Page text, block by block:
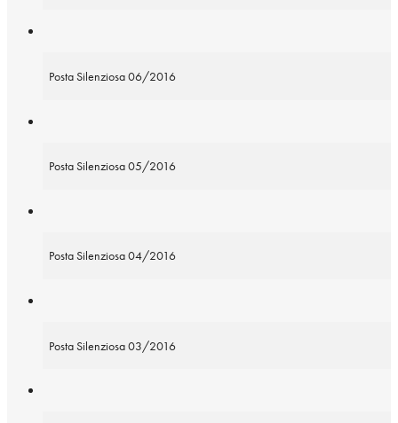
Posta Silenziosa 06/2016
Posta Silenziosa 05/2016
Posta Silenziosa 04/2016
Posta Silenziosa 03/2016